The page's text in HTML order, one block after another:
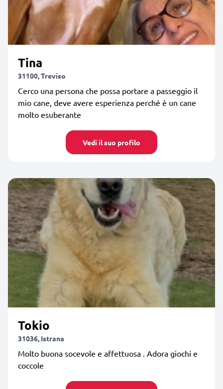
Tina
31100, Treviso
Cerco una persona che possa portare a passeggio il
mio cane, deve avere esperienza perché è un cane
molto esuberante
Vedi il suo profilo
Tokio
31036, Istrana
Molto buona socevole e affettuosa . Adora giochi e
coccole